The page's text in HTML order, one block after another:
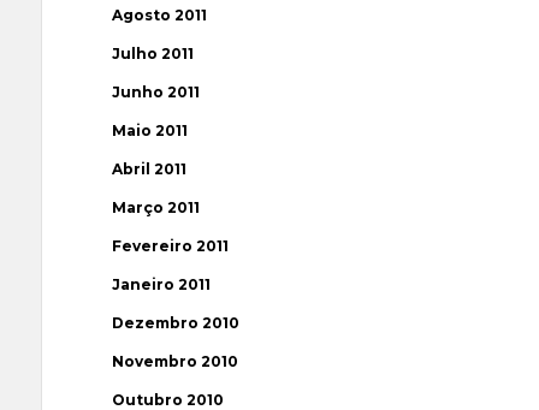
Agosto 2011
Julho 2011
Junho 2011
Maio 2011
Abril 2011
Março 2011
Fevereiro 2011
Janeiro 2011
Dezembro 2010
Novembro 2010
Outubro 2010